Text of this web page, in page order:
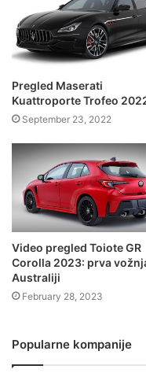
Pregled Maserati
Kuattroporte Trofeo
September 23, 2022
Video pregled Toiote GR
Corolla 2023: prva
Australiji
February 28, 2023
Popularne kompanije